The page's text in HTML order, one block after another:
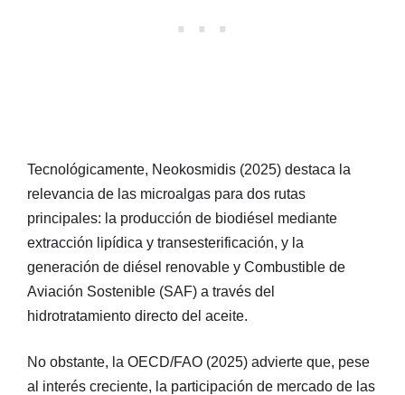
Tecnológicamente, Neokosmidis (2025) destaca la
relevancia de las microalgas para dos rutas
principales: la producción de biodiésel mediante
extracción lipídica y transesterificación, y la
generación de diésel renovable y Combustible de
Aviación Sostenible (SAF) a través del
hidrotratamiento directo del aceite.
No obstante, la OECD/FAO (2025) advierte que, pese
al interés creciente, la participación de mercado de las